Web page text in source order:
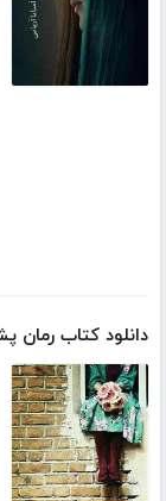
دانلود کتاب